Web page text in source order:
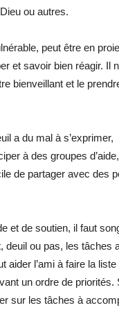
ou autres.
peut être en
et savoir bien réagir. Il
bienveillant et le
a du mal à
à des groupes
de partager avec des
et de soutien, il faut
deuil ou pas, les tâches
aider l’ami à faire la
un ordre de priorités.
sur les tâches à